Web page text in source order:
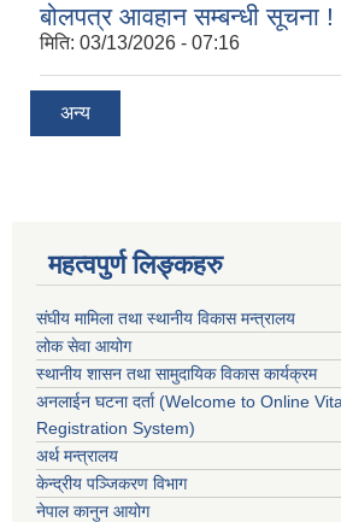
बोलपत्र आवहान सम्बन्धी सूचना !
मिति: 03/13/2026 - 07:16
अन्य
महत्वपुर्ण लिङ्कहरु
संघीय मामिला तथा स्थानीय विकास मन्त्रालय
लोक सेवा आयोग
स्थानीय शासन तथा सामुदायिक विकास कार्यक्रम
अनलाईन घटना दर्ता (Welcome to Online
Registration System)
अर्थ मन्त्रालय
केन्द्रीय पञ्जिकरण विभाग
नेपाल कानुन आयोग